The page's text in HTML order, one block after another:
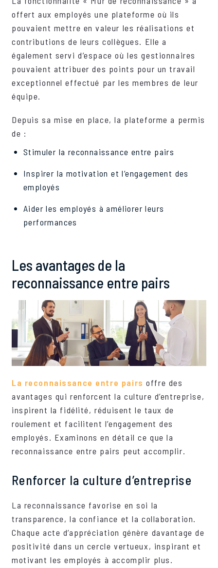
offert aux employés une plateforme où ils
pouvaient mettre en valeur les réalisations et
contributions de leurs collègues. Elle a
également servi d’espace où les gestionnaires
pouvaient attribuer des points pour un travail
exceptionnel effectué par les membres de leur
équipe.
Depuis sa mise en place, la plateforme a permis
de :
Stimuler la reconnaissance entre pairs
Inspirer la motivation et l’engagement des
employés
Aider les employés à améliorer leurs
performances
Les avantages de la
reconnaissance entre pairs
La reconnaissance entre pairs offre des
avantages qui renforcent la culture d’entreprise,
inspirent la fidélité, réduisent le taux de
roulement et facilitent l’engagement des
employés. Examinons en détail ce que la
reconnaissance entre pairs peut accomplir.
Renforcer la culture d’entreprise
La reconnaissance favorise en soi la
transparence, la confiance et la collaboration.
Chaque acte d’appréciation génère davantage de
positivité dans un cercle vertueux, inspirant et
motivant les employés à accomplir plus.